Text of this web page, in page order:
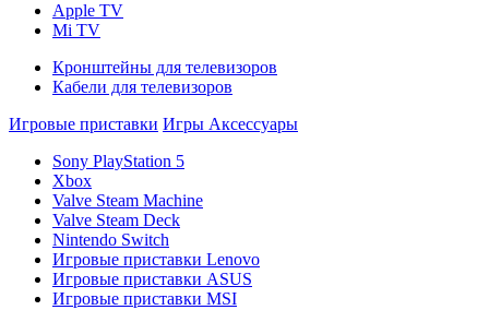
Apple TV
Mi TV
Кронштейны для телевизоров
Кабели для телевизоров
Игровые приставки Игры Аксессуары
Sony PlayStation 5
Xbox
Valve Steam Machine
Valve Steam Deck
Nintendo Switch
Игровые приставки Lenovo
Игровые приставки ASUS
Игровые приставки MSI